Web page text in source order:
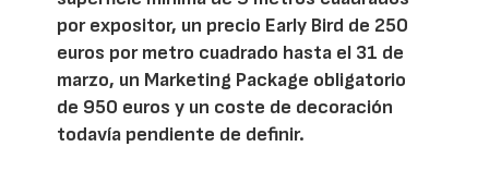
por expositor, un precio Early Bird de 250
euros por metro cuadrado hasta el 31 de
marzo, un Marketing Package obligatorio
de 950 euros y un coste de decoración
todavía pendiente de definir.